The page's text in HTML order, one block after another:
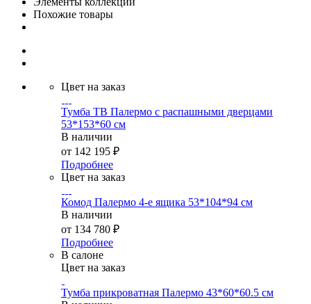
Похожие товары
Цвет на заказ
Тумба ТВ Палермо с распашными дверцами
53*153*60 см
В наличии
от 142 195 ₽
Подробнее
Цвет на заказ
Комод Палермо 4-е ящика 53*104*94 см
В наличии
от 134 780 ₽
Подробнее
В салоне
Цвет на заказ
Тумба прикроватная Палермо 43*60*60.5 см